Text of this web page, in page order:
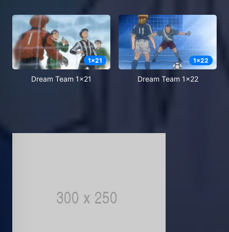
1x21
Dream Team 1x21
1x22
Dream Team 1x22